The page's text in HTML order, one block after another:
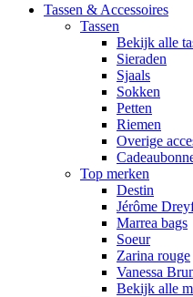
Tassen & Accessoires
Tassen
Bekijk alle
Sieraden
Sjaals
Sokken
Petten
Riemen
Overige
Top merken
Destin
Jérôme
Marrea bags
Soeur
Zarina rouge
Vanessa
Bekijk alle